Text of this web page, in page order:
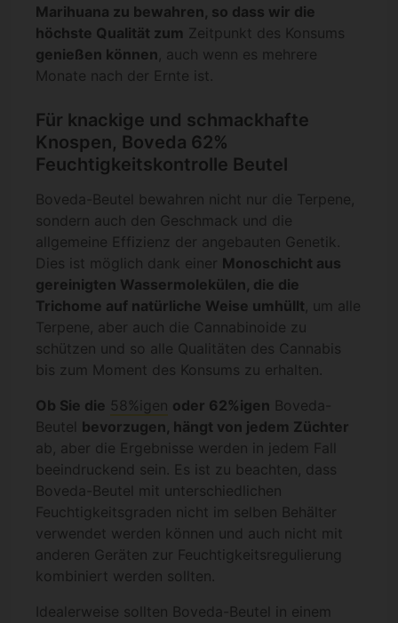
Marihuana zu bewahren, so dass wir die
höchste Qualität zum Zeitpunkt des Konsums
genießen können , auch wenn es mehrere
Monate nach der Ernte ist.
Für knackige und schmackhafte
Knospen, Boveda 62%
Feuchtigkeitskontrolle Beutel
Boveda-Beutel bewahren nicht nur die Terpene,
sondern auch den Geschmack und die
allgemeine Effizienz der angebauten Genetik.
Dies ist möglich dank einer Monoschicht aus
gereinigten Wassermolekülen, die die
Trichome auf natürliche Weise umhüllt , um alle
Terpene, aber auch die Cannabinoide zu
schützen und so alle Qualitäten des Cannabis
bis zum Moment des Konsums zu erhalten.
Ob Sie die 58%igen oder 62%igen Boveda-
Beutel bevorzugen, hängt von jedem Züchter
ab, aber die Ergebnisse werden in jedem Fall
beeindruckend sein. Es ist zu beachten, dass
Boveda-Beutel mit unterschiedlichen
Feuchtigkeitsgraden nicht im selben Behälter
verwendet werden können und auch nicht mit
anderen Geräten zur Feuchtigkeitsregulierung
kombiniert werden sollten.
Idealerweise sollten Boveda-Beutel in einem